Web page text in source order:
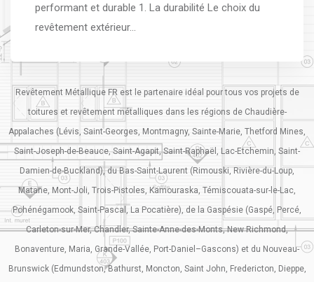
performant et durable 1. La durabilité Le choix du
revêtement extérieur…
Revêtement Métallique FR est le partenaire idéal pour tous vos projets de
toitures et revêtement métalliques dans les régions de Chaudière-
Appalaches (Lévis, Saint-Georges, Montmagny, Sainte-Marie, Thetford Mines,
Saint-Joseph-de-Beauce, Saint-Agapit, Saint-Raphaël, Lac-Etchemin, Saint-
Damien-de-Buckland), du Bas-Saint-Laurent (Rimouski, Rivière-du-Loup,
Matane, Mont-Joli, Trois-Pistoles, Kamouraska, Témiscouata-sur-le-Lac,
Pohénégamook, Saint-Pascal, La Pocatière), de la Gaspésie (Gaspé, Percé,
Carleton-sur-Mer, Chandler, Sainte-Anne-des-Monts, New Richmond,
Bonaventure, Maria, Grande-Vallée, Port-Daniel–Gascons) et du Nouveau-
Brunswick (Edmundston, Bathurst, Moncton, Saint John, Fredericton, Dieppe,